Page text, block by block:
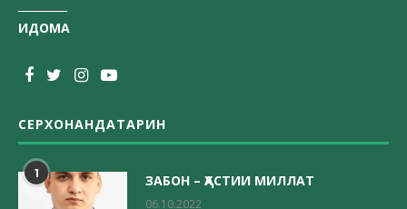
ИДОМА
СЕРХОНАНДАТАРИН
1 ЗАБОН – ҲАСТИИ МИЛЛАТ
06.10.2022